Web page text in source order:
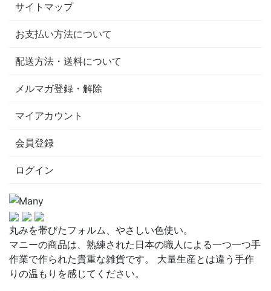
サイトマップ
お支払い方法について
配送方法・送料について
メルマガ登録・解除
マイアカウント
会員登録
ログイン
丸みを帯びたフォルム、やさしい色使い。
マニーの商品は、熟練された日本の職人による一つ一つ手
作業で作られた貴重な雑貨です。 大量生産とは違う手作
りの温もりを感じてください。